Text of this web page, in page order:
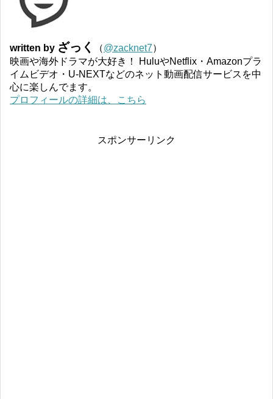
written by ざっく （@zacknet7）
映画や海外ドラマが大好き！ HuluやNetflix・Amazonプラ
イムビデオ・U-NEXTなどのネット動画配信サービスを中
心に楽しんでます。
プロフィールの詳細は、こちら
スポンサーリンク